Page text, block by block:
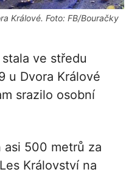
Králové. Foto: FB/Bouračky
ve středu
u Dvora Králové
srazilo osobní
asi 500 metrů za
Království na